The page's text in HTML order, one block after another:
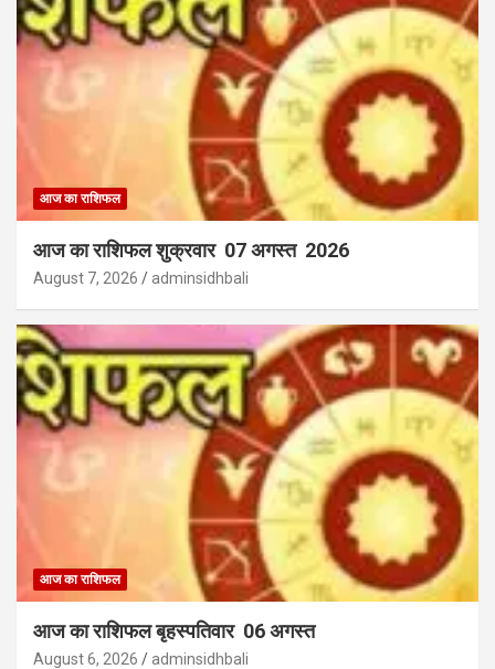
आज का राशिफल
आज का राशिफल शुक्रवार 07 अगस्त 2026
August 7, 2026 adminsidhbali
आज का राशिफल
आज का राशिफल बृहस्पतिवार 06 अगस्त
August 6, 2026 adminsidhbali